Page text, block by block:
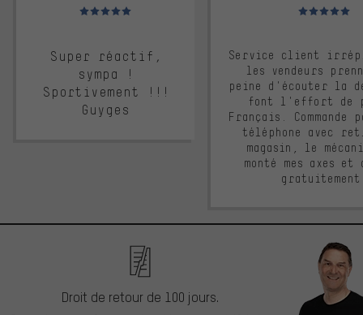
Note moyenne : 5 sur 5
Super réactif,
sympa !
Sportivement !!!
Guyges
Note moyenne :
Service client
les vendeurs
peine d'écouter la
font l'effort de
Français. Commande
téléphone avec
magasin, le
monté mes axes et
Droit de retour de 100 jours.